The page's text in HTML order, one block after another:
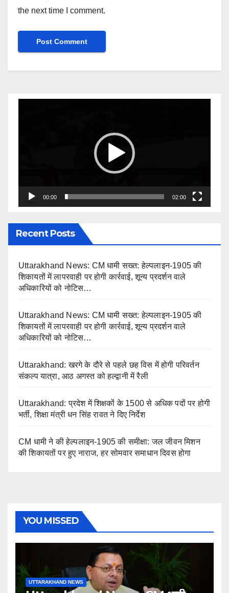
the next time I comment.
00:00 02:00
Recent Posts
Uttarakhand News: CM धामी सख्त: हेल्पलाइन-1905 की
शिकायतों में लापरवाही पर होगी कार्रवाई, शून्य प्रदर्शन वाले
अधिकारियों को नोटिस…
Uttarakhand News: CM धामी सख्त: हेल्पलाइन-1905 की
शिकायतों में लापरवाही पर होगी कार्रवाई, शून्य प्रदर्शन वाले
अधिकारियों को नोटिस…
Uttarakhand: खरगे के दौरे से पहले छह विस में होगी परिवर्तन
संकल्प यात्रा, आठ अगस्त को हल्द्वानी में रैली
Uttarakhand: प्रदेश में शिक्षकों के 1500 से अधिक पदों पर होगी
भर्ती, शिक्षा मंत्री धन सिंह रावत ने दिए निर्देश
CM धामी ने की हेल्पलाइन-1905 की समीक्षा: जल जीवन मिशन
की शिकायतों पर हुए नाराज, हर सोमवार समाधान दिवस होगा
YOU MISSED
UTTARAKHAND NEWS